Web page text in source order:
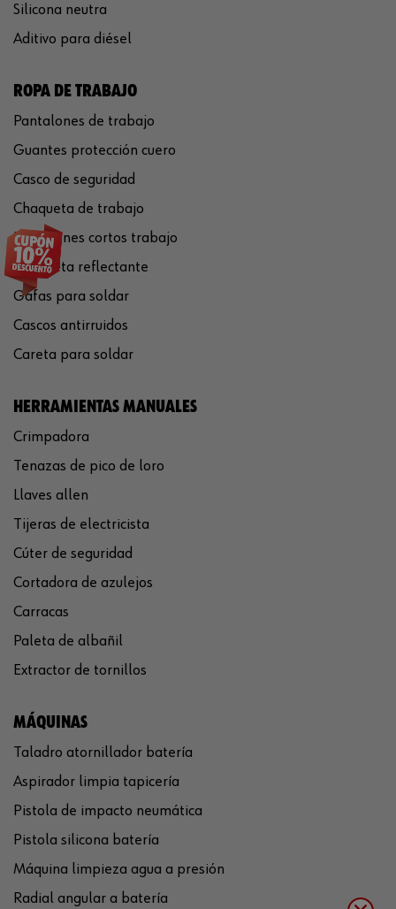
Silicona neutra
Aditivo para diésel
ROPA DE TRABAJO
Pantalones de trabajo
Guantes protección cuero
Casco de seguridad
Chaqueta de trabajo
Pantalones cortos trabajo
Chaqueta reflectante
Gafas para soldar
Cascos antirruidos
Careta para soldar
HERRAMIENTAS MANUALES
Crimpadora
Tenazas de pico de loro
Llaves allen
Tijeras de electricista
Cúter de seguridad
Cortadora de azulejos
Carracas
Paleta de albañil
Extractor de tornillos
MÁQUINAS
Taladro atornillador batería
Aspirador limpia tapicería
Pistola de impacto neumática
Pistola silicona batería
Máquina limpieza agua a presión
Radial angular a batería